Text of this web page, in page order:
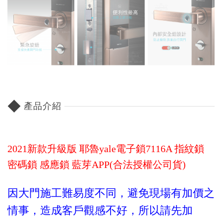
◆ 產品介紹
2021新款升級版 耶魯yale電子鎖7116A 指紋鎖
密碼鎖 感應鎖 藍芽APP(合法授權公司貨)
因大門施工難易度不同，避免現場有加價之
情事，造成客戶觀感不好，所以請先加